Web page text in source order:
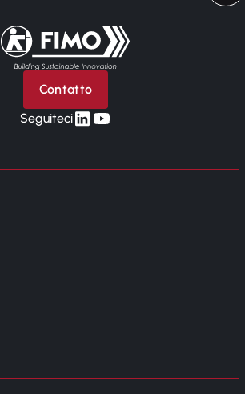
Torna alla pagina iniziale
Contatto
Seguitecilinkedin
yt